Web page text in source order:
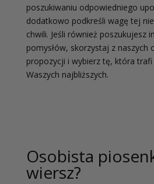
poszukiwaniu odpowiedniego
dodatkowo podkreśli wagę tej
chwili. Jeśli również poszukujesz
pomysłów, skorzystaj z naszych
propozycji i wybierz tę, która
Waszych najbliższych.
Osobista
wiersz?